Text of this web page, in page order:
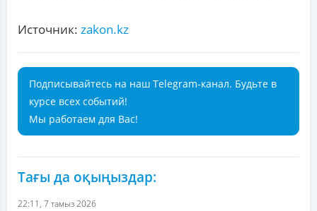
Источник: zakon.kz
Подписывайтесь на наш Telegram-канал. Будьте в
курсе всех событий!
Мы работаем для Вас!
Тағы да оқыңыздар:
22:11, 7 тамыз 2026